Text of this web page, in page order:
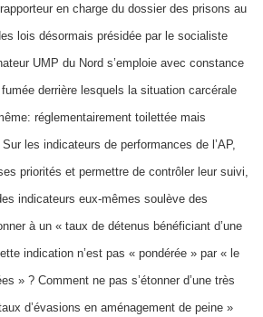
en charge du dossier des prisons au
lois désormais présidée par le socialiste
UMP du Nord s’emploie avec constance
derrière lesquels la situation carcérale
réglementairement toilettée mais
les indicateurs de performances de l’AP,
priorités et permettre de contrôler leur suivi,
indicateurs eux-mêmes soulève des
à un « taux de détenus bénéficiant d’une
indication n’est pas « pondérée » par « le
» ? Comment ne pas s’étonner d’une très
d’évasions en aménagement de peine »